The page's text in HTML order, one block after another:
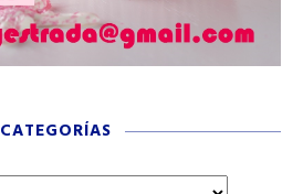
CATEGORÍAS